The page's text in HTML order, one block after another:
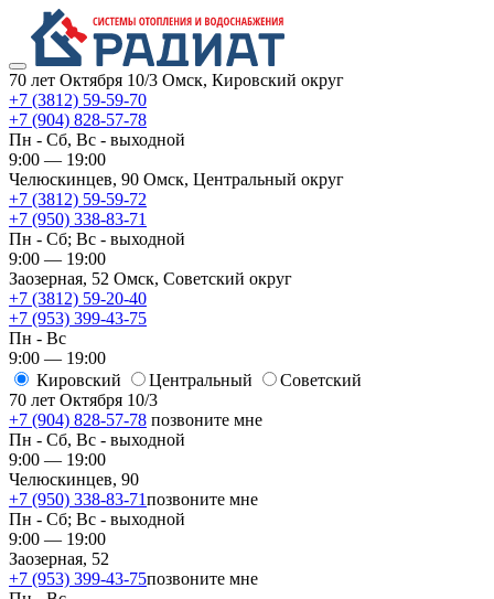
70 лет Октября 10/3 Омск, Кировский округ
+7 (3812) 59-59-70
+7 (904) 828-57-78
Пн - Сб, Вс - выходной
9:00 — 19:00
Челюскинцев, 90 Омск, ​Центральный округ
+7 (3812) 59-59-72
+7 (950) 338-83-71
Пн - Сб; Вс - выходной
9:00 — 19:00
Заозерная, 52 Омск, ​Советский округ
+7 (3812) 59-20-40
+7 (953) 399-43-75
Пн - Вс
9:00 — 19:00
Кировский
​Центральный
​Советский
70 лет Октября 10/3
+7 (904) 828-57-78 позвоните мне
Пн - Сб, Вс - выходной
9:00 — 19:00
Челюскинцев, 90
+7 (950) 338-83-71позвоните мне
Пн - Сб; Вс - выходной
9:00 — 19:00
Заозерная, 52
+7 (953) 399-43-75позвоните мне